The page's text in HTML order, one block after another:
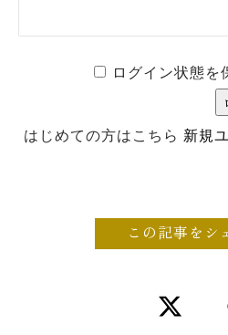
ログイン状態を
はじめての方はこちら 新規
この記事をシ